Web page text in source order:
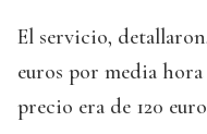
El servicio,
euros por media
precio era de 120